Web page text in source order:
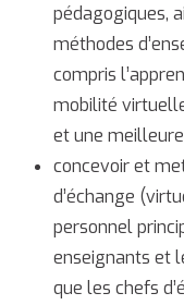
pédagogiques,
méthodes
compris
mobilité
et une
concevoir et
d’échange
personnel
enseignants et
que les chefs